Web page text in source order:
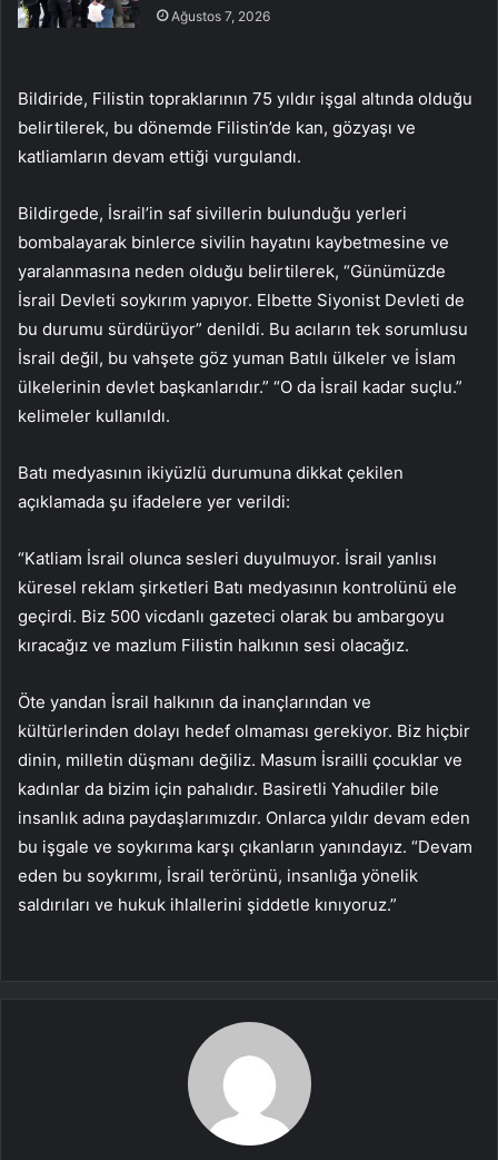
Ağustos 7, 2026
Bildiride, Filistin topraklarının 75 yıldır işgal altında olduğu
belirtilerek, bu dönemde Filistin’de kan, gözyaşı ve
katliamların devam ettiği vurgulandı.
Bildirgede, İsrail’in saf sivillerin bulunduğu yerleri
bombalayarak binlerce sivilin hayatını kaybetmesine ve
yaralanmasına neden olduğu belirtilerek, “Günümüzde
İsrail Devleti soykırım yapıyor. Elbette Siyonist Devleti de
bu durumu sürdürüyor” denildi. Bu acıların tek sorumlusu
İsrail değil, bu vahşete göz yuman Batılı ülkeler ve İslam
ülkelerinin devlet başkanlarıdır.” “O da İsrail kadar suçlu.”
kelimeler kullanıldı.
Batı medyasının ikiyüzlü durumuna dikkat çekilen
açıklamada şu ifadelere yer verildi:
“Katliam İsrail olunca sesleri duyulmuyor. İsrail yanlısı
küresel reklam şirketleri Batı medyasının kontrolünü ele
geçirdi. Biz 500 vicdanlı gazeteci olarak bu ambargoyu
kıracağız ve mazlum Filistin halkının sesi olacağız.
Öte yandan İsrail halkının da inançlarından ve
kültürlerinden dolayı hedef olmaması gerekiyor. Biz hiçbir
dinin, milletin düşmanı değiliz. Masum İsrailli çocuklar ve
kadınlar da bizim için pahalıdır. Basiretli Yahudiler bile
insanlık adına paydaşlarımızdır. Onlarca yıldır devam eden
bu işgale ve soykırıma karşı çıkanların yanındayız. “Devam
eden bu soykırımı, İsrail terörünü, insanlığa yönelik
saldırıları ve hukuk ihlallerini şiddetle kınıyoruz.”